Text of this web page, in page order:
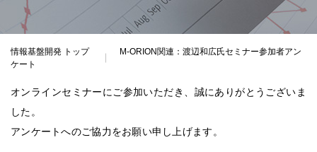
情報基盤開発 トップ
M-ORION関連：渡辺和広氏セミナー参加者アン
ケート
オンラインセミナーにご参加いただき、誠にありがとうございま
した。
アンケートへのご協力をお願い申し上げます。